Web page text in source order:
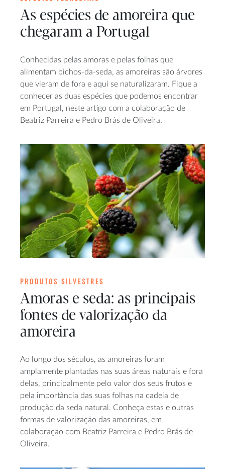
As espécies de amoreira que
chegaram a Portugal
Conhecidas pelas amoras e pelas folhas que
alimentam bichos-da-seda, as amoreiras são árvores
que vieram de fora e aqui se naturalizaram. Fique a
conhecer as duas espécies que podemos encontrar
em Portugal, neste artigo com a colaboração de
Beatriz Parreira e Pedro Brás de Oliveira.
PRODUTOS SILVESTRES
Amoras e seda: as principais
fontes de valorização da
amoreira
Ao longo dos séculos, as amoreiras foram
amplamente plantadas nas suas áreas naturais e fora
delas, principalmente pelo valor dos seus frutos e
pela importância das suas folhas na cadeia de
produção da seda natural. Conheça estas e outras
formas de valorização das amoreiras, em
colaboração com Beatriz Parreira e Pedro Brás de
Oliveira.